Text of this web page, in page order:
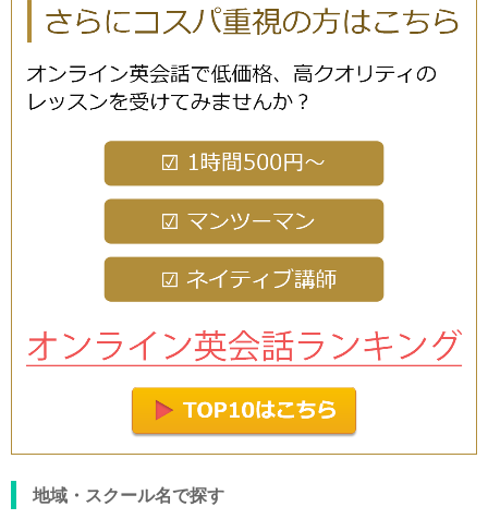
地域・スクール名で探す